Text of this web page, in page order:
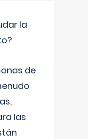
la
de
las